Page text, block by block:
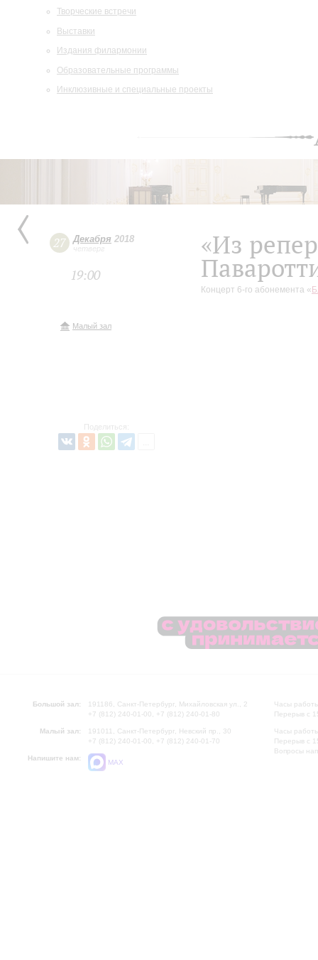
Творческие встречи
Выставки
Издания филармонии
Образовательные программы
Инклюзивные и специальные проекты
27 Декабря 2018
четверг
19:00
Малый зал
Поделиться:
«Из
Концерт 6-го абонемента «
Большой зал:
191186, Санкт-Петербург, Михайловская ул., 2
+7 (812) 240-01-00, +7 (812) 240-01-80
Малый зал:
191011, Санкт-Петербург, Невский пр., 30
+7 (812) 240-01-00, +7 (812) 240-01-70
Напишите нам:
MAX
Часы
Перерыв с
Часы
Перерыв с
Вопросы